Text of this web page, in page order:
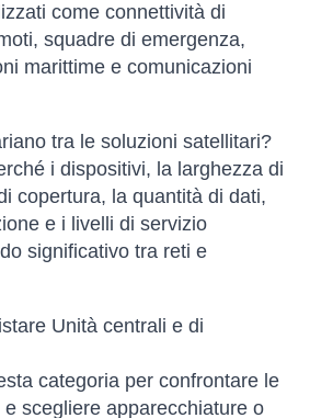
come connettività di
squadre di emergenza,
marittime e comunicazioni
tra le soluzioni satellitari?
i dispositivi, la larghezza di
copertura, la quantità di dati,
e i livelli di servizio
significativo tra reti e
Unità centrali e di
categoria per confrontare le
scegliere apparecchiature o